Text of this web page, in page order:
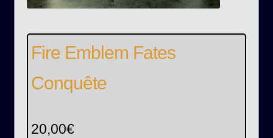
Fire Emblem Fates
Conquête
20,00€